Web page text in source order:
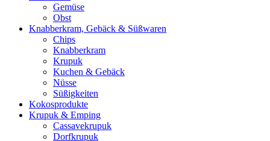
Gemüse
Obst
Knabberkram, Gebäck & Süßwaren
Chips
Knabberkram
Krupuk
Kuchen & Gebäck
Nüsse
Süßigkeiten
Kokosprodukte
Krupuk & Emping
Cassavekrupuk
Dorfkrupuk